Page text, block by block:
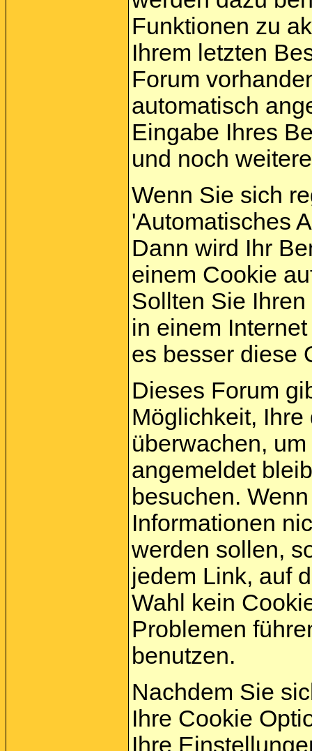
Funktionen zu
Ihrem letzten
Forum
automatisch
Eingabe Ihres
und noch
Wenn Sie sich
'Automatisches
Dann wird Ihr
einem Cookie
Sollten Sie
in einem
es besser diese
Dieses Forum
Möglichkeit,
überwachen,
angemeldet
besuchen.
Informationen
werden sollen,
jedem Link, auf
Wahl kein
Problemen
benutzen.
Nachdem Sie
Ihre Cookie
Ihre